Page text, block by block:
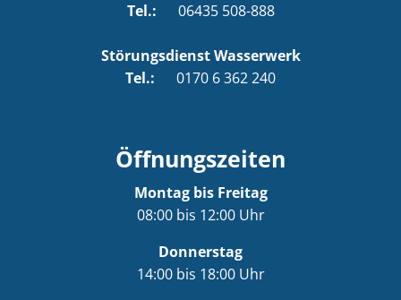
Tel.: 06435 508-888
Störungsdienst Wasserwerk
Tel.: 0170 6 362 240
Öffnungszeiten
Montag bis Freitag
08:00 bis 12:00 Uhr
Donnerstag
14:00 bis 18:00 Uhr